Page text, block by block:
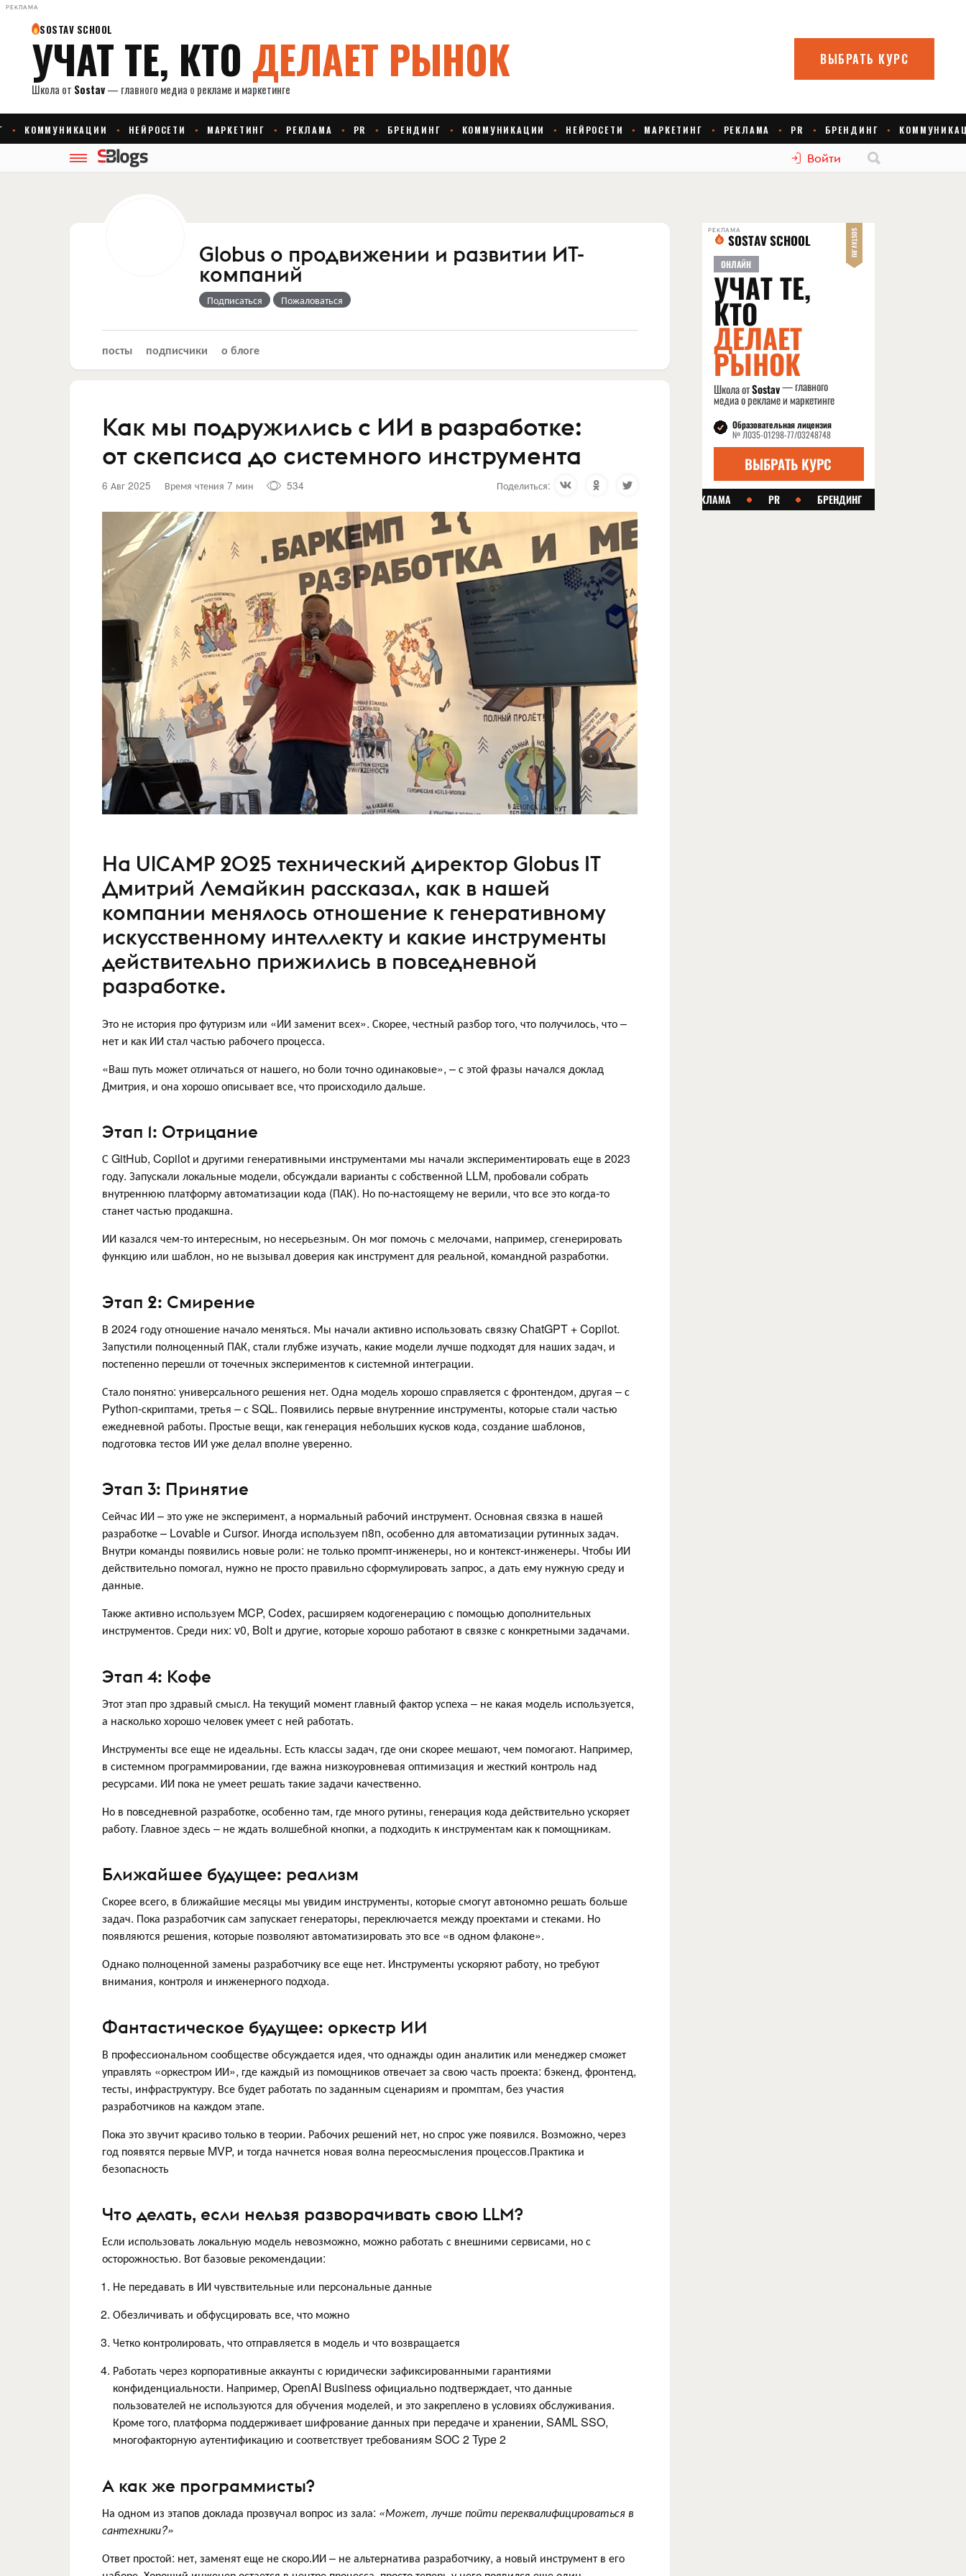
РЕКЛАМА
Войти
Globus о продвижении и развитии ИТ-
компаний
Подписаться Пожаловаться
посты подписчики о блоге
Как мы подружились с ИИ в разработке:
от скепсиса до системного инструмента
6 Авг 2025 Время чтения 7 мин 534 Поделиться:
На UlCAMP 2025 технический директор Globus IT
Дмитрий Лемайкин рассказал, как в нашей
компании менялось отношение к генеративному
искусственному интеллекту и какие инструменты
действительно прижились в повседневной
разработке.
Это не история про футуризм или «ИИ заменит всех». Скорее, честный разбор того, что получилось, что –
нет и как ИИ стал частью рабочего процесса.
«Ваш путь может отличаться от нашего, но боли точно одинаковые», – с этой фразы начался доклад
Дмитрия, и она хорошо описывает все, что происходило дальше.
Этап 1: Отрицание
С GitHub, Copilot и другими генеративными инструментами мы начали экспериментировать еще в 2023
году. Запускали локальные модели, обсуждали варианты с собственной LLM, пробовали собрать
внутреннюю платформу автоматизации кода (ПАК). Но по-настоящему не верили, что все это когда-то
станет частью продакшна.
ИИ казался чем-то интересным, но несерьезным. Он мог помочь с мелочами, например, сгенерировать
функцию или шаблон, но не вызывал доверия как инструмент для реальной, командной разработки.
Этап 2: Смирение
В 2024 году отношение начало меняться. Мы начали активно использовать связку ChatGPT + Copilot.
Запустили полноценный ПАК, стали глубже изучать, какие модели лучше подходят для наших задач, и
постепенно перешли от точечных экспериментов к системной интеграции.
Стало понятно: универсального решения нет. Одна модель хорошо справляется с фронтендом, другая – с
Python-скриптами, третья – с SQL. Появились первые внутренние инструменты, которые стали частью
ежедневной работы. Простые вещи, как генерация небольших кусков кода, создание шаблонов,
подготовка тестов ИИ уже делал вполне уверенно.
Этап 3: Принятие
Сейчас ИИ – это уже не эксперимент, а нормальный рабочий инструмент. Основная связка в нашей
разработке – Lovable и Cursor. Иногда используем n8n, особенно для автоматизации рутинных задач.
Внутри команды появились новые роли: не только промпт-инженеры, но и контекст-инженеры. Чтобы ИИ
действительно помогал, нужно не просто правильно сформулировать запрос, а дать ему нужную среду и
данные.
Также активно используем MCP, Codex, расширяем кодогенерацию с помощью дополнительных
инструментов. Среди них: v0, Bolt и другие, которые хорошо работают в связке с конкретными задачами.
Этап 4: Кофе
Этот этап про здравый смысл. На текущий момент главный фактор успеха – не какая модель используется,
а насколько хорошо человек умеет с ней работать.
Инструменты все еще не идеальны. Есть классы задач, где они скорее мешают, чем помогают. Например,
в системном программировании, где важна низкоуровневая оптимизация и жесткий контроль над
ресурсами. ИИ пока не умеет решать такие задачи качественно.
Но в повседневной разработке, особенно там, где много рутины, генерация кода действительно ускоряет
работу. Главное здесь – не ждать волшебной кнопки, а подходить к инструментам как к помощникам.
Ближайшее будущее: реализм
Скорее всего, в ближайшие месяцы мы увидим инструменты, которые смогут автономно решать больше
задач. Пока разработчик сам запускает генераторы, переключается между проектами и стеками. Но
появляются решения, которые позволяют автоматизировать это все «в одном флаконе».
Однако полноценной замены разработчику все еще нет. Инструменты ускоряют работу, но требуют
внимания, контроля и инженерного подхода.
Фантастическое будущее: оркестр ИИ
В профессиональном сообществе обсуждается идея, что однажды один аналитик или менеджер сможет
управлять «оркестром ИИ», где каждый из помощников отвечает за свою часть проекта: бэкенд, фронтенд,
тесты, инфраструктуру. Все будет работать по заданным сценариям и промптам, без участия
разработчиков на каждом этапе.
Пока это звучит красиво только в теории. Рабочих решений нет, но спрос уже появился. Возможно, через
год появятся первые MVP, и тогда начнется новая волна переосмысления процессов.Практика и
безопасность
Что делать, если нельзя разворачивать свою LLM?
Если использовать локальную модель невозможно, можно работать с внешними сервисами, но с
осторожностью. Вот базовые рекомендации:
Не передавать в ИИ чувствительные или персональные данные
Обезличивать и обфусцировать все, что можно
Четко контролировать, что отправляется в модель и что возвращается
Работать через корпоративные аккаунты с юридически зафиксированными гарантиями
конфиденциальности. Например, OpenAI Business официально подтверждает, что данные
пользователей не используются для обучения моделей, и это закреплено в условиях обслуживания.
Кроме того, платформа поддерживает шифрование данных при передаче и хранении, SAML SSO,
многофакторную аутентификацию и соответствует требованиям SOC 2 Type 2
А как же программисты?
На одном из этапов доклада прозвучал вопрос из зала: «Может, лучше пойти переквалифицироваться в
сантехники?»
Ответ простой: нет, заменят еще не скоро.ИИ – не альтернатива разработчику, а новый инструмент в его
РЕКЛАМА